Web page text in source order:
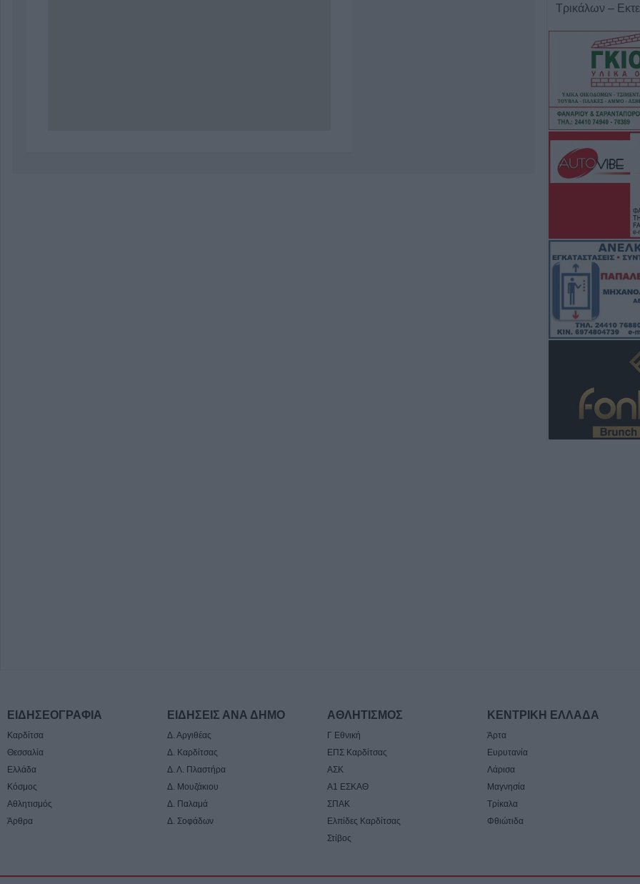
Τρικάλων –
7 Αυγούστου 2026, 19:51
Σχέδια
δρόμος για
εκατ. ευρώ
7 Αυγούστου 2026, 19:41
Καταβλήθηκαν
σε 67.746
αγορά
Η Αγγλική
Ομοσπονδία
τσιμεντένια
απ’ τον
θάνατο
7 Αυγούστου 2026, 19:30
Το Σάββατο 8
της Μάχης
7 Αυγούστου 2026, 19:18
Κύπελλο
πρόγραμμα του
προκριματικού
γήπεδο του
Αναγέννηση -
Ενισχύθηκαν
δυνάμεις στην
7 Αυγούστου 2026, 16:51
ΕΙΔΗΣΕΟΓΡΑΦΙΑ
Καρδίτσα
Θεσσαλία
Ελλάδα
Κόσμος
Αθλητισμός
Άρθρα
ΕΙΔΗΣΕΙΣ ΑΝΑ ΔΗΜΟ
Δ. Αργιθέας
Δ. Καρδίτσας
Δ. Λ. Πλαστήρα
Δ. Μουζάκιου
Δ. Παλαμά
Δ. Σοφάδων
ΑΘΛΗΤΙΣΜΟΣ
Γ Εθνική
ΕΠΣ Καρδίτσας
ΑΣΚ
Α1 ΕΣΚΑΘ
ΣΠΑΚ
Ελπίδες Καρδίτσας
Στίβος
ΚΕΝΤΡΙΚΗ ΕΛΛΑΔΑ
Άρτα
Ευρυτανία
Λάρισα
Μαγνησία
Τρίκαλα
Φθιώτιδα